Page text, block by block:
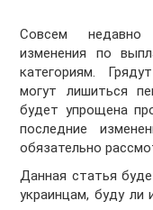
Совсем
изменения по
категориям.
могут лишиться
будет упрощена
последние
обязательно
Данная статья
украинцам, буду ли